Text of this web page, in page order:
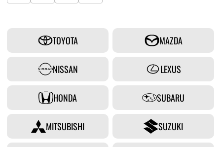
TOYOTA MAZDA
NISSAN LEXUS
HONDA SUBARU
MITSUBISHI SUZUKI